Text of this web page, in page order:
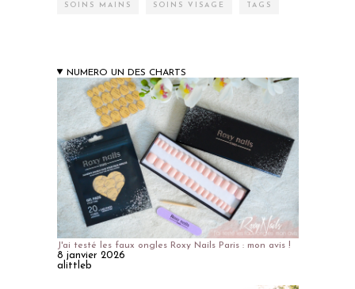
SOINS MAINS SOINS VISAGE TAGS
NUMERO UN DES CHARTS
J'ai testé les faux ongles Roxy Nails Paris : mon avis !
8 janvier 2026
alittleb